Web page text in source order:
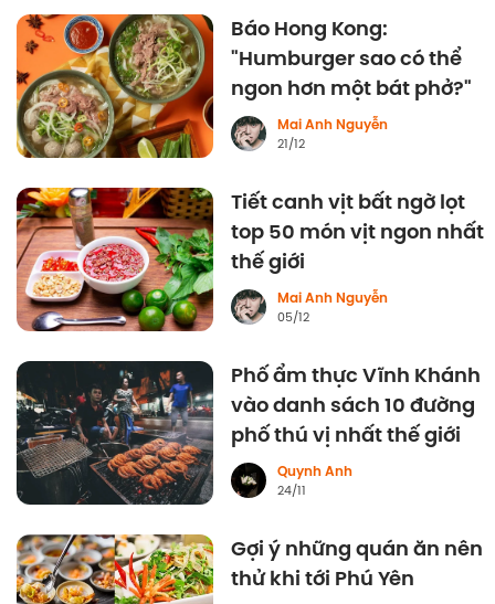
Báo Hong Kong:
"Humburger sao có thể
ngon hơn một bát phở?"
Mai Anh Nguyễn
21/12
Tiết canh vịt bất ngờ lọt
top 50 món vịt ngon nhất
thế giới
Mai Anh Nguyễn
05/12
Phố ẩm thực Vĩnh Khánh
vào danh sách 10 đường
phố thú vị nhất thế giới
Quynh Anh
24/11
Gợi ý những quán ăn nên
thử khi tới Phú Yên